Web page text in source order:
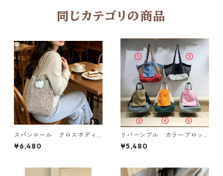
同じカテゴリの商品
スパンコール クロスボディ
バッグ 3col Y 260101
¥6,480
リバーシブル カラーブロッ
ク メッシュショルダーバッ
グ 6col H 260066
¥5,480